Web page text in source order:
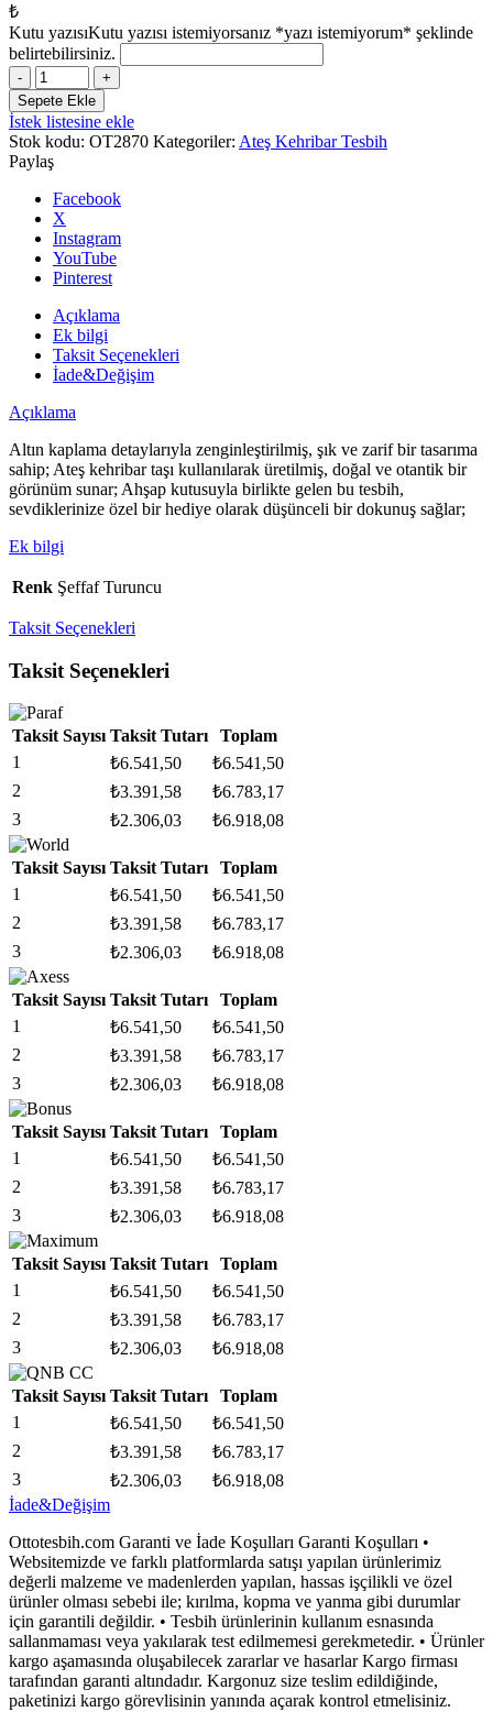
₺
Kutu yazısıKutu yazısı istemiyorsanız *yazı istemiyorum* şeklinde
belirtebilirsiniz.
Sevgililer
Günü
Hediyelik
Tesbih,
Ahşap
Kutulu
Tesbih,
Ateş
Kehribar
Tesbih
adet
Sepete Ekle
İstek listesine ekle
Stok kodu: OT2870 Kategoriler: Ateş Kehribar Tesbih
Paylaş
Facebook
X
Instagram
YouTube
Pinterest
Açıklama
Ek bilgi
Taksit Seçenekleri
İade&Değişim
Açıklama
Altın kaplama detaylarıyla zenginleştirilmiş, şık ve zarif bir tasarıma
sahip; Ateş kehribar taşı kullanılarak üretilmiş, doğal ve otantik bir
görünüm sunar; Ahşap kutusuyla birlikte gelen bu tesbih,
sevdiklerinize özel bir hediye olarak düşünceli bir dokunuş sağlar;
Ek bilgi
Renk Şeffaf Turuncu
Taksit Seçenekleri
Taksit Seçenekleri
Taksit Sayısı Taksit Tutarı
Toplam
1
₺6.541,50 ₺6.541,50
2
₺3.391,58 ₺6.783,17
3
₺2.306,03 ₺6.918,08
Taksit Sayısı Taksit Tutarı
Toplam
1
₺6.541,50 ₺6.541,50
2
₺3.391,58 ₺6.783,17
3
₺2.306,03 ₺6.918,08
Taksit Sayısı Taksit Tutarı
Toplam
1
₺6.541,50 ₺6.541,50
2
₺3.391,58 ₺6.783,17
3
₺2.306,03 ₺6.918,08
Taksit Sayısı Taksit Tutarı
Toplam
1
₺6.541,50 ₺6.541,50
2
₺3.391,58 ₺6.783,17
3
₺2.306,03 ₺6.918,08
Taksit Sayısı Taksit Tutarı
Toplam
1
₺6.541,50 ₺6.541,50
2
₺3.391,58 ₺6.783,17
3
₺2.306,03 ₺6.918,08
Taksit Sayısı Taksit Tutarı
Toplam
1
₺6.541,50 ₺6.541,50
2
₺3.391,58 ₺6.783,17
3
₺2.306,03 ₺6.918,08
İade&Değişim
Ottotesbih.com Garanti ve İade Koşulları Garanti Koşulları •
Websitemizde ve farklı platformlarda satışı yapılan ürünlerimiz
değerli malzeme ve madenlerden yapılan, hassas işçilikli ve özel
ürünler olması sebebi ile; kırılma, kopma ve yanma gibi durumlar
için garantili değildir. • Tesbih ürünlerinin kullanım esnasında
sallanmaması veya yakılarak test edilmemesi gerekmetedir. • Ürünler
kargo aşamasında oluşabilecek zararlar ve hasarlar Kargo firması
tarafından garanti altındadır. Kargonuz size teslim edildiğinde,
paketinizi kargo görevlisinin yanında açarak kontrol etmelisiniz.